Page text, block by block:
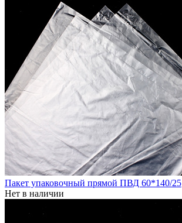
Пакет упаковочный прямой ПВД 60*140/25
Нет в наличии